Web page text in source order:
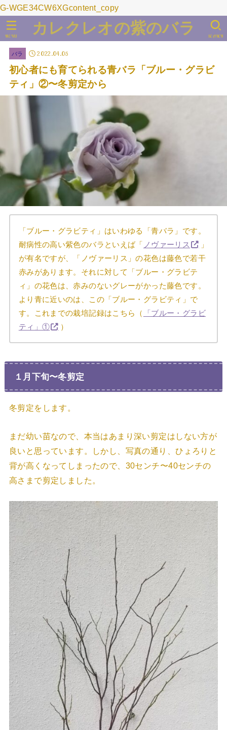
G-WGE34CW6XGcontent_copy
カレクレオの紫のバラ SEARCH
MENU
バラ 2022.04.05
初心者にも育てられる青バラ「ブルー・グラビ
ティ」②〜冬剪定から
「ブルー・グラビティ」はいわゆる「青バラ」です。
耐病性の高い紫色のバラといえば「 ノヴァーリス
」
が有名ですが、「ノヴァーリス」の花色は藤色で若干
赤みがあります。それに対して「ブルー・グラビテ
ィ」の花色は、赤みのないグレーがかった藤色です。
より青に近いのは、この「ブルー・グラビティ」で
す。これまでの栽培記録はこちら（
「ブルー・グラビ
ティ」①
）
１月下旬〜冬剪定
冬剪定をします。
まだ幼い苗なので、本当はあまり深い剪定はしない方が
良いと思っています。しかし、写真の通り、ひょろりと
背が高くなってしまったので、30センチ〜40センチの
高さまで剪定しました。